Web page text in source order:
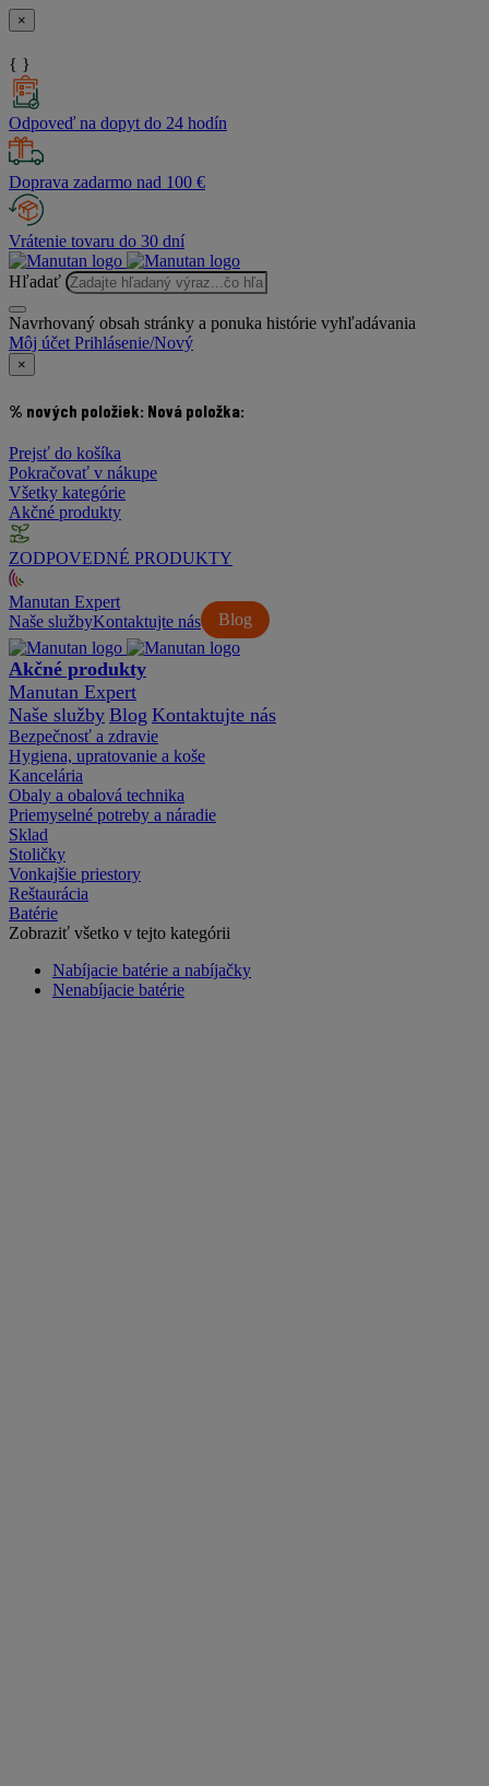
×
{ }
Odpoveď na dopyt do 24 hodín
Doprava zadarmo nad 100 €
Vrátenie tovaru do 30 dní
Hľadať
Navrhovaný obsah stránky a ponuka histórie vyhľadávania
Môj účet Prihlásenie/Nový
×
% nových položiek: Nová položka:
Prejsť do košíka
Pokračovať v nákupe
Všetky kategórie
Akčné produkty
ZODPOVEDNÉ PRODUKTY
Manutan Expert
Naše služby
Blog
Kontaktujte nás
Akčné produkty
Manutan Expert
Naše služby Blog Kontaktujte nás
Bezpečnosť a zdravie
Hygiena, upratovanie a koše
Kancelária
Obaly a obalová technika
Priemyselné potreby a náradie
Sklad
Stoličky
Vonkajšie priestory
Reštaurácia
Batérie
Zobraziť všetko v tejto kategórii
Nabíjacie batérie a nabíjačky
Nenabíjacie batérie